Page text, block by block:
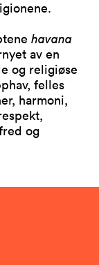
havana
av en
og religiøse
felles
harmoni,
og